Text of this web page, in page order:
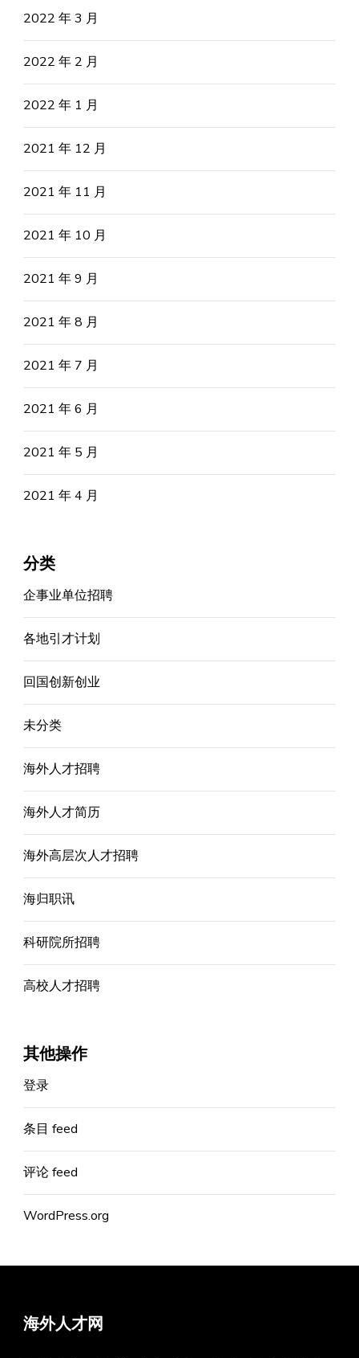
2022 年 3 月
2022 年 2 月
2022 年 1 月
2021 年 12 月
2021 年 11 月
2021 年 10 月
2021 年 9 月
2021 年 8 月
2021 年 7 月
2021 年 6 月
2021 年 5 月
2021 年 4 月
分类
企事业单位招聘
各地引才计划
回国创新创业
未分类
海外人才招聘
海外人才简历
海外高层次人才招聘
海归职讯
科研院所招聘
高校人才招聘
其他操作
登录
条目 feed
评论 feed
WordPress.org
海外人才网